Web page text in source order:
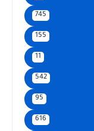
745
155
11
542
95
616